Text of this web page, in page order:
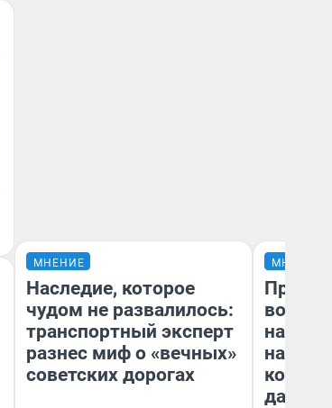
МНЕНИЕ
Наследие, которое
чудом не развалилось:
транспортный эксперт
разнес миф о «вечных»
советских дорогах
МНЕНИЕ
нам
даже